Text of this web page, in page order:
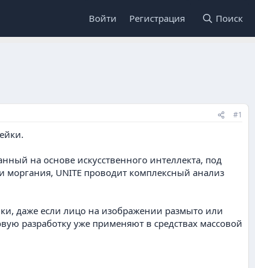
Войти Регистрация Поиск
#1
на основе искусственного интеллекта, под
UNITE проводит комплексный анализ
даже если лицо на изображении размыто или
разработку уже применяют в средствах массовой